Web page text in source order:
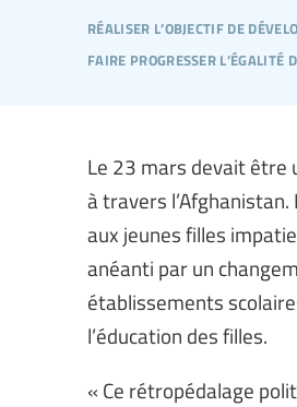
réaliser l’objectif de
faire progresser l’égalité
Le 23 mars devait être
à travers
aux jeunes filles
anéanti par un
établissements
l’éducation des filles.
« Ce rétropédalage